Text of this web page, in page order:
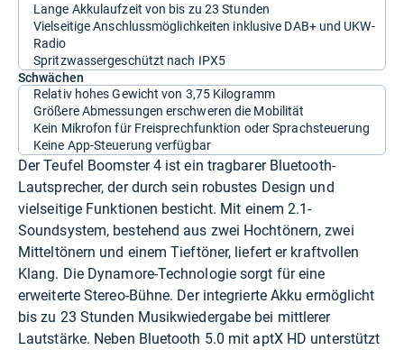
Lange Akkulaufzeit von bis zu 23 Stunden
Vielseitige Anschlussmöglichkeiten inklusive DAB+ und UKW-
Radio
Spritzwassergeschützt nach IPX5
Schwächen
Relativ hohes Gewicht von 3,75 Kilogramm
Größere Abmessungen erschweren die Mobilität
Kein Mikrofon für Freisprechfunktion oder Sprachsteuerung
Keine App-Steuerung verfügbar
Der Teufel Boomster 4 ist ein tragbarer Bluetooth-
Lautsprecher, der durch sein robustes Design und
vielseitige Funktionen besticht. Mit einem 2.1-
Soundsystem, bestehend aus zwei Hochtönern, zwei
Mitteltönern und einem Tieftöner, liefert er kraftvollen
Klang. Die Dynamore-Technologie sorgt für eine
erweiterte Stereo-Bühne. Der integrierte Akku ermöglicht
bis zu 23 Stunden Musikwiedergabe bei mittlerer
Lautstärke. Neben Bluetooth 5.0 mit aptX HD unterstützt